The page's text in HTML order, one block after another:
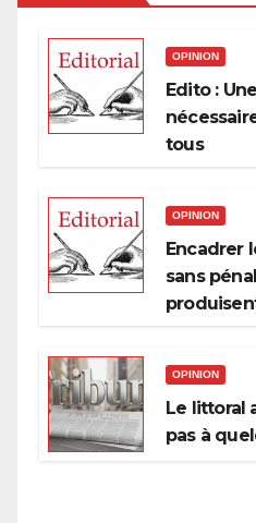
OPINION
Edito :
tous
OPINION
Encadrer
sans
OPINION
Le littoral
pas à